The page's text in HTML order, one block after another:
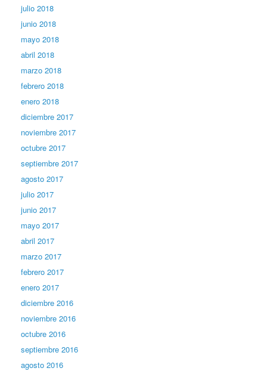
julio 2018
junio 2018
mayo 2018
abril 2018
marzo 2018
febrero 2018
enero 2018
diciembre 2017
noviembre 2017
octubre 2017
septiembre 2017
agosto 2017
julio 2017
junio 2017
mayo 2017
abril 2017
marzo 2017
febrero 2017
enero 2017
diciembre 2016
noviembre 2016
octubre 2016
septiembre 2016
agosto 2016